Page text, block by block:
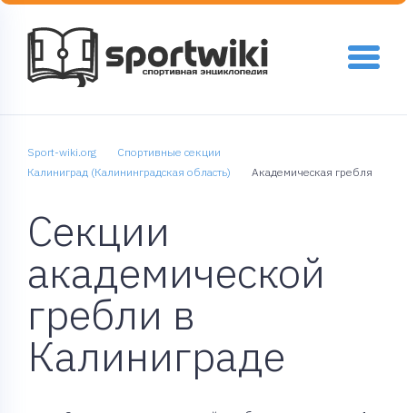
Sport-wiki.org
Спортивные секции
Калиниград (Калининградская область)
Академическая гребля
Секции
академической
гребли в
Калиниграде